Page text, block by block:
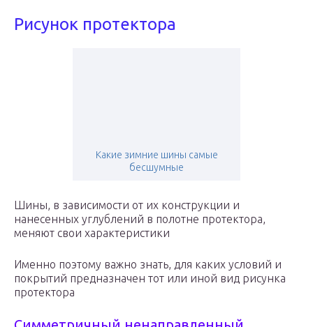
Рисунок протектора
Какие зимние шины самые
бесшумные
Шины, в зависимости от их конструкции и
нанесенных углублений в полотне протектора,
меняют свои характеристики
Именно поэтому важно знать, для каких условий и
покрытий предназначен тот или иной вид рисунка
протектора